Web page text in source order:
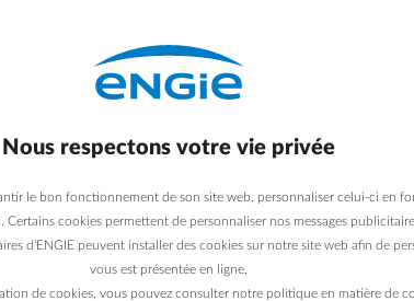
Retour à la page contact
comportera notamment :
à fumée et conduit d’évacuation)
Nous respectons votre vie privée
le bon fonctionnement de son site web, personnaliser celui-ci en
cookies permettent de personnaliser nos messages
d’ENGIE peuvent installer des cookies sur notre site web afin de
vous est présentée en ligne.
de cookies, vous pouvez consulter notre politique en matière de